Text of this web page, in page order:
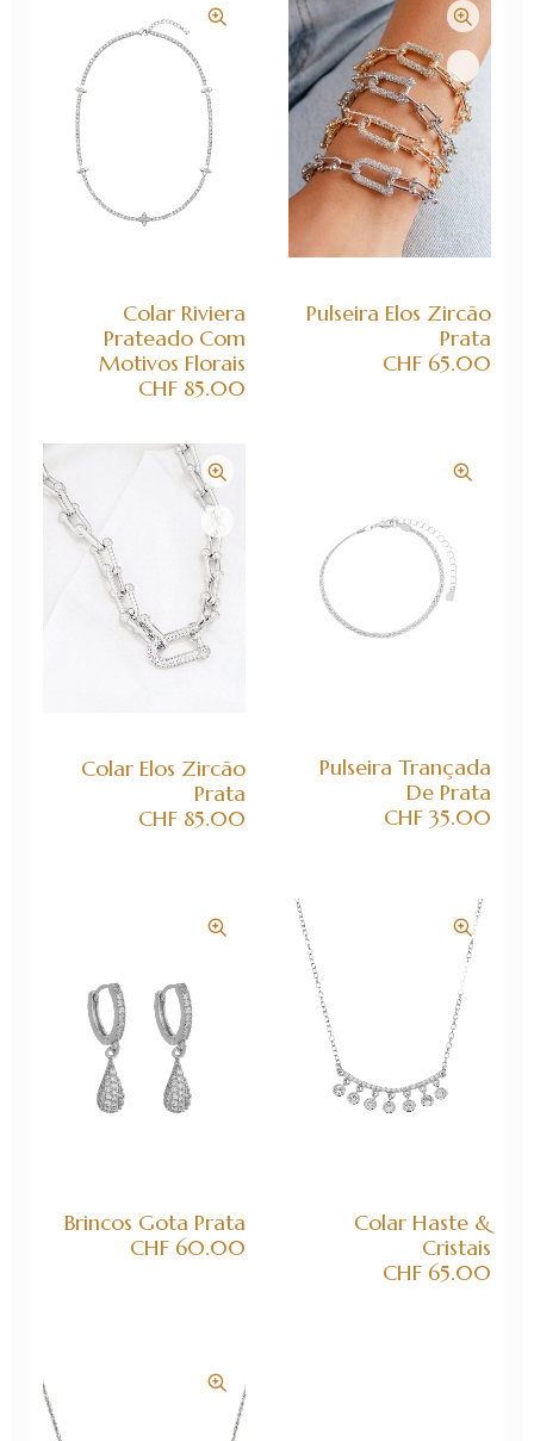
ADICIONAR AO CARRINHO
Colar Riviera
Prateado Com
Motivos Florais
CHF 85.00
ADICIONAR AO CARRINHO
Pulseira Elos Zircão
Prata
CHF 65.00
ADICIONAR AO CARRINHO
Colar Elos Zircão
Prata
CHF 85.00
ADICIONAR AO CARRINHO
Pulseira Trançada
De Prata
CHF 35.00
ADICIONAR AO CARRINHO
Brincos Gota Prata
CHF 60.00
ADICIONAR AO CARRINHO
Colar Haste &
Cristais
CHF 65.00